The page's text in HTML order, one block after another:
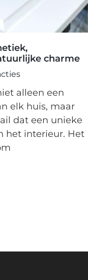
charme
alleen een
elk huis, maar
dat een unieke
het interieur. Het